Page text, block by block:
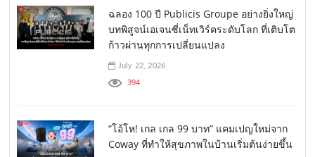
ฉลอง 100 ปี Publicis Groupe อย่างยิ่งใหญ่
บทพิสูจน์เอเจนซี่เน็ทเวิร์คระดับโลก ที่เติบโต
ก้าวผ่านทุกการเปลี่ยนแปลง
July 22, 2026
394
“โอ้โห! เกล เกล 99 บาท” แคมเปญใหม่จาก
Coway ที่ทำให้สุขภาพในบ้านเริ่มต้นง่ายขึ้น